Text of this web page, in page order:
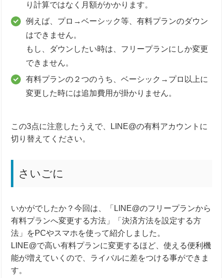
り計算ではなく月額がかかります。
例えば、プロ→ベーシック等、有料プランのダウン
はできません。
もし、ダウンしたい時は、フリープランにしか変更
できません。
有料プランの２つのうち、ベーシック→プロ以上に
変更した時には追加費用が掛かりません。
この3点に注意したうえで、LINE@の有料アカウントに
切り替えてください。
さいごに
いかがでしたか？今回は、「LINE@のフリープランから
有料プランへ変更する方法」「決済方法を設定する方
法」をPCやスマホを使って紹介しました。
LINE@で高い有料プランに変更するほど、使える便利機
能が増えていくので、ライバルに差をつける事ができま
す。